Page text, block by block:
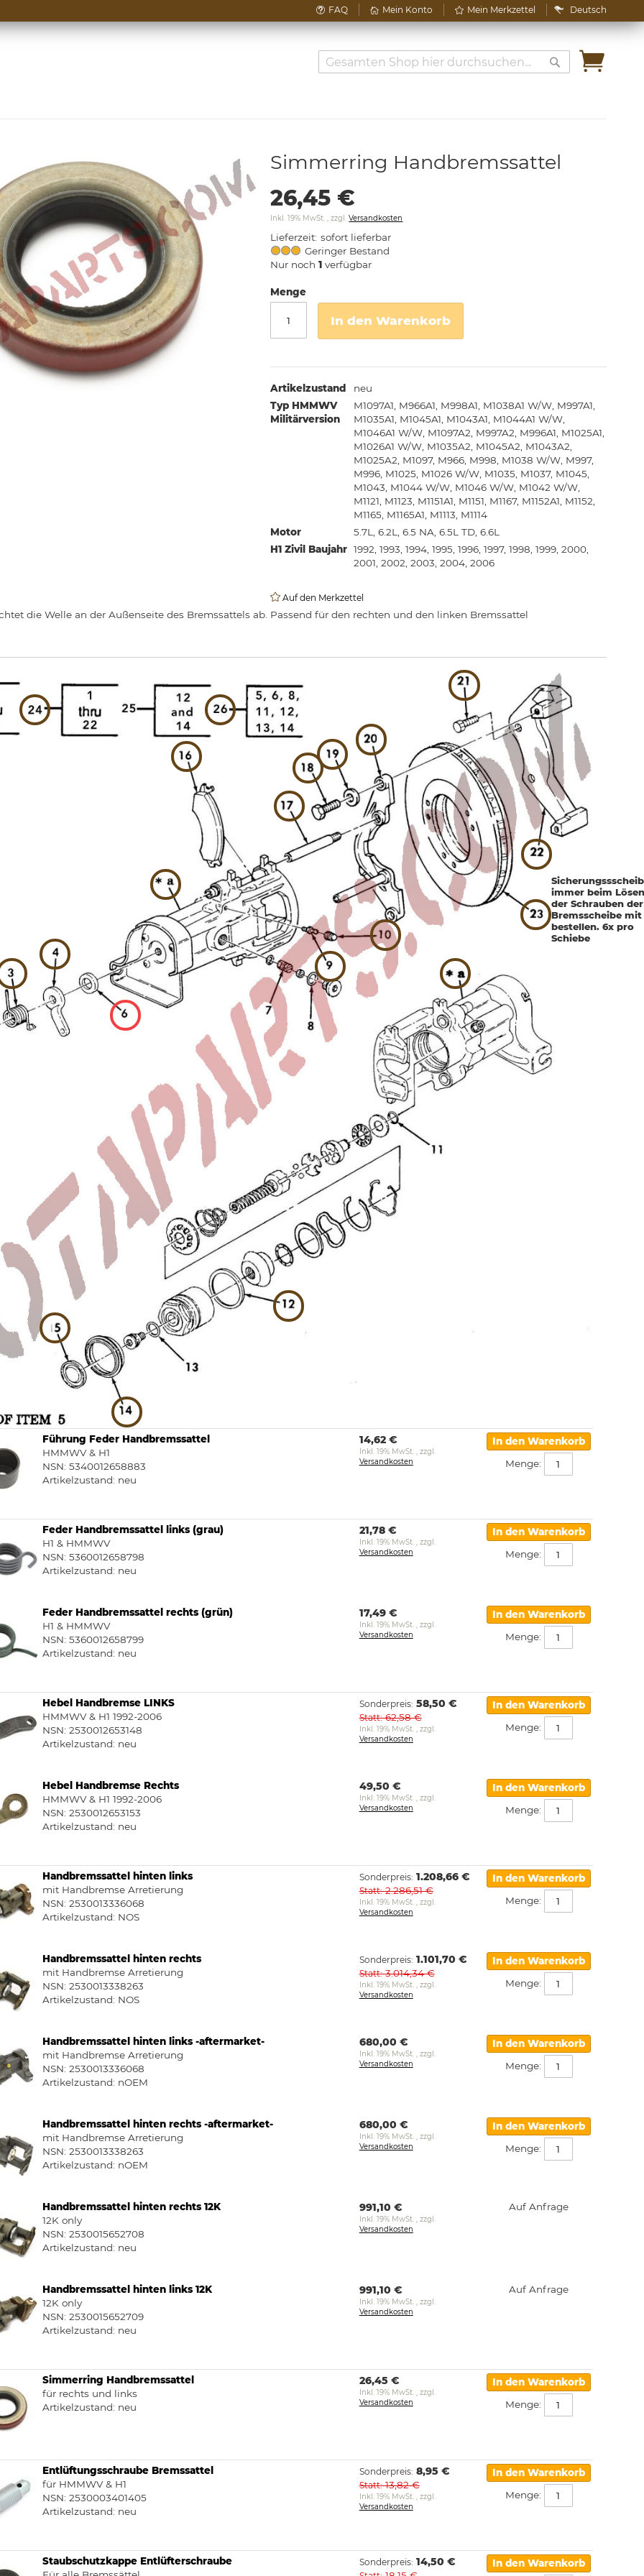
Sprache
Deutsch
FAQ Mein Konto Mein Merkzettel
Search
Simmerring Handbremssattel
26,45 €
Inkl. 19% MwSt. ,zzgl.Versandkosten
Lieferzeit sofort lieferbar
Geringer Bestand
Nur noch1 verfügbar
Menge
In den Warenkorb
Weitere
Informationen
Artikelzustand
neu
Typ HMMWV
Militärversion
M1097A1, M966A1, M998A1, M1038A1 W/W, M997A1,
M1035A1, M1045A1, M1043A1, M1044A1 W/W,
M1046A1 W/W, M1097A2, M997A2, M996A1, M1025A1,
M1026A1 W/W, M1035A2, M1045A2, M1043A2,
M1025A2, M1097, M966, M998, M1038 W/W, M997,
M996, M1025, M1026 W/W, M1035, M1037, M1045,
M1043, M1044 W/W, M1046 W/W, M1042 W/W,
M1121, M1123, M1151A1, M1151, M1167, M1152A1, M1152,
M1165, M1165A1, M1113, M1114
Motor
5.7L, 6.2L, 6.5 NA, 6.5L TD, 6.6L
H1 Zivil Baujahr 1992, 1993, 1994, 1995, 1996, 1997, 1998, 1999, 2000,
2001, 2002, 2003, 2004, 2006
Auf den Merkzettel
die Welle an der Außenseite des Bremssattels ab. Passend für den rechten und den linken Bremssattel
immer beim
der Schrauben der
Bremsscheibe mit
bestellen. 6x pro
Schiebe
Führung Feder Handbremssattel
HMMWV & H1
NSN: 5340012658883
Artikelzustand: neu
14,62 €
Inkl. 19% MwSt. , zzgl.
Versandkosten
In den Warenkorb
Menge:
Feder Handbremssattel links (grau)
H1 & HMMWV
NSN: 5360012658798
Artikelzustand: neu
21,78 €
Inkl. 19% MwSt. , zzgl.
Versandkosten
In den Warenkorb
Menge:
Feder Handbremssattel rechts (grün)
H1 & HMMWV
NSN: 5360012658799
Artikelzustand: neu
17,49 €
Inkl. 19% MwSt. , zzgl.
Versandkosten
In den Warenkorb
Menge:
Hebel Handbremse LINKS
HMMWV & H1 1992-2006
NSN: 2530012653148
Artikelzustand: neu
Sonderpreis 58,50 €
Statt 62,58 €
Inkl. 19% MwSt. , zzgl.
Versandkosten
In den Warenkorb
Menge:
Hebel Handbremse Rechts
HMMWV & H1 1992-2006
NSN: 2530012653153
Artikelzustand: neu
49,50 €
Inkl. 19% MwSt. , zzgl.
Versandkosten
In den Warenkorb
Menge:
Handbremssattel hinten links
mit Handbremse Arretierung
NSN: 2530013336068
Artikelzustand: NOS
Sonderpreis 1.208,66 €
Statt 2.286,51 €
Inkl. 19% MwSt. , zzgl.
Versandkosten
In den Warenkorb
Menge:
Handbremssattel hinten rechts
mit Handbremse Arretierung
NSN: 2530013338263
Artikelzustand: NOS
Sonderpreis 1.101,70 €
Statt 3.014,34 €
Inkl. 19% MwSt. , zzgl.
Versandkosten
In den Warenkorb
Menge:
Handbremssattel hinten links -aftermarket-
mit Handbremse Arretierung
NSN: 2530013336068
Artikelzustand: nOEM
680,00 €
Inkl. 19% MwSt. , zzgl.
Versandkosten
In den Warenkorb
Menge:
Handbremssattel hinten rechts -aftermarket-
mit Handbremse Arretierung
NSN: 2530013338263
Artikelzustand: nOEM
680,00 €
Inkl. 19% MwSt. , zzgl.
Versandkosten
In den Warenkorb
Menge:
Handbremssattel hinten rechts 12K
12K only
NSN: 2530015652708
Artikelzustand: neu
991,10 €
Inkl. 19% MwSt. , zzgl.
Versandkosten
Auf Anfrage
Handbremssattel hinten links 12K
12K only
NSN: 2530015652709
Artikelzustand: neu
991,10 €
Inkl. 19% MwSt. , zzgl.
Versandkosten
Auf Anfrage
Simmerring Handbremssattel
für rechts und links
Artikelzustand: neu
26,45 €
Inkl. 19% MwSt. , zzgl.
Versandkosten
In den Warenkorb
Menge:
Entlüftungsschraube Bremssattel
für HMMWV & H1
NSN: 2530003401405
Artikelzustand: neu
Sonderpreis 8,95 €
Statt 13,82 €
Inkl. 19% MwSt. , zzgl.
Versandkosten
In den Warenkorb
Menge:
Staubschutzkappe Entlüfterschraube
Sonderpreis 14,50 € In den Warenkorb